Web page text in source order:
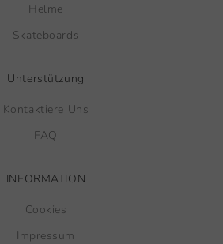
Helme
Skateboards
Unterstützung
Kontaktiere Uns
FAQ
INFORMATION
Cookies
Impressum